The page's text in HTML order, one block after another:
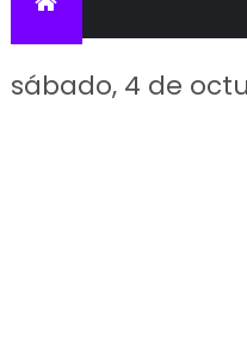
sábado, 4 de